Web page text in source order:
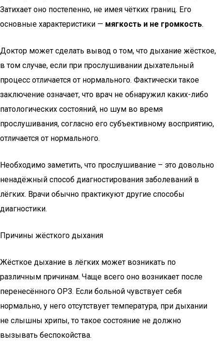
Затихает оно постепенно, не имея чётких границ. Его
основные характеристики — мягкость и не громкость.
Доктор может сделать вывод о том, что дыхание жёсткое,
в том случае, если при прослушивании дыхательный
процесс отличается от нормального. Фактически такое
заключение означает, что врач не обнаружил каких-либо
патологических состояний, но шум во время
прослушивания, согласно его субъективному восприятию,
отличается от нормального.
Необходимо заметить, что прослушивание – это довольно
ненадёжный способ диагностирования заболеваний в
лёгких. Врачи обычно практикуют другие способы
диагностики.
Причины жёсткого дыхания
Жёсткое дыхание в лёгких может возникать по
различным причинам. Чаще всего оно возникает после
перенесённого ОРЗ. Если больной чувствует себя
нормально, у него отсутствует температура, при дыхании
не слышны хрипы, то такое состояние не должно
вызывать беспокойства.